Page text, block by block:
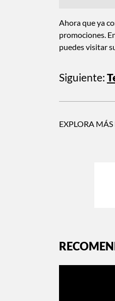
Ahora que ya
promociones.
puedes visitar
Siguiente:
EXPLORA MÁS